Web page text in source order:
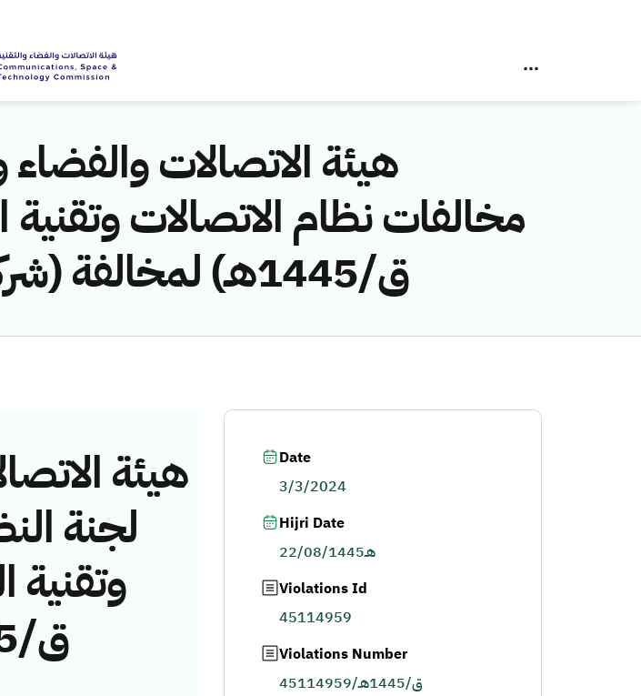
هيئة الاتصالات والفضاء
ق/1445هـ) لمخالفة (شركة حلول الاتصالات المحدودة)
هيئة
لجنة
Date
3/3/2024
Hijri Date
22/08/1445هـ
Violations Id
45114959
Violations Number
45114959/ق/1445هـ